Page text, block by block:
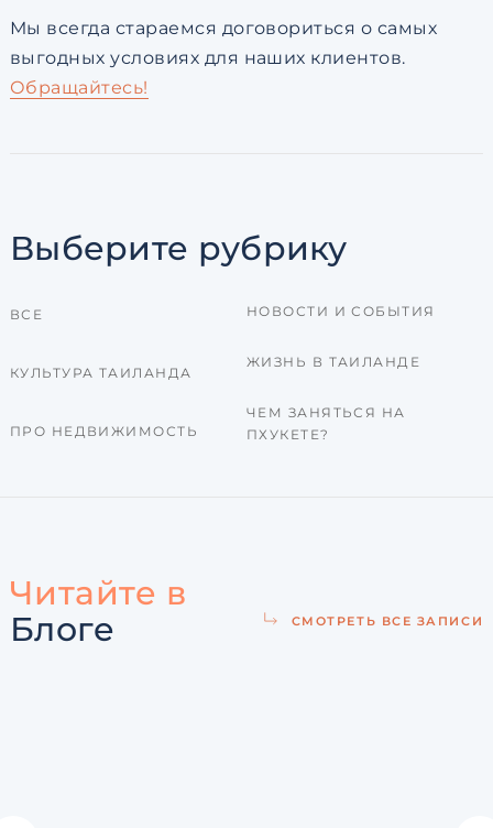
Мы всегда стараемся договориться о самых
выгодных условиях для наших клиентов.
Обращайтесь!
Выберите рубрику
ВСЕ
КУЛЬТУРА ТАИЛАНДА
ПРО НЕДВИЖИМОСТЬ
НОВОСТИ И СОБЫТИЯ
ЖИЗНЬ В ТАИЛАНДЕ
ЧЕМ ЗАНЯТЬСЯ НА
ПХУКЕТЕ?
Читайте в
Блоге
СМОТРЕТЬ ВСЕ ЗАПИСИ